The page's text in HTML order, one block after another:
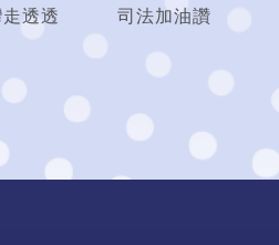
透透
司法加油讚